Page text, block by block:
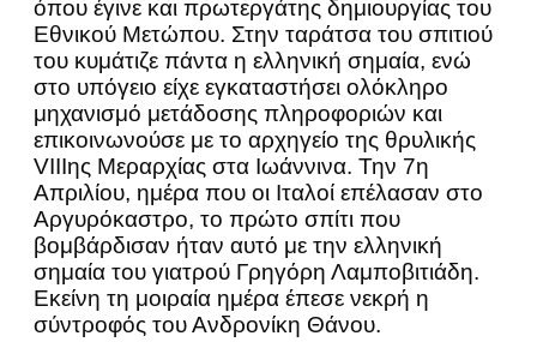
όπου έγινε και πρωτεργάτης δημιουργίας του
Εθνικού Μετώπου. Στην ταράτσα του σπιτιού
του κυμάτιζε πάντα η ελληνική σημαία, ενώ
στο υπόγειο είχε εγκαταστήσει ολόκληρο
μηχανισμό μετάδοσης πληροφοριών και
επικοινωνούσε με το αρχηγείο της θρυλικής
VIIIης Μεραρχίας στα Ιωάννινα. Την 7η
Απριλίου, ημέρα που οι Ιταλοί επέλασαν στο
Αργυρόκαστρο, το πρώτο σπίτι που
βομβάρδισαν ήταν αυτό με την ελληνική
σημαία του γιατρού Γρηγόρη Λαμποβιτιάδη.
Εκείνη τη μοιραία ημέρα έπεσε νεκρή η
σύντροφός του Ανδρονίκη Θάνου.